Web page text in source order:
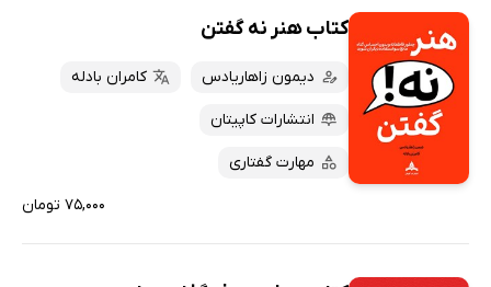
کتاب هنر نه گفتن
دیمون زاهاریادس کامران بادله
انتشارات کاپیتان
مهارت گفتاری
۷۵,۰۰۰ تومان